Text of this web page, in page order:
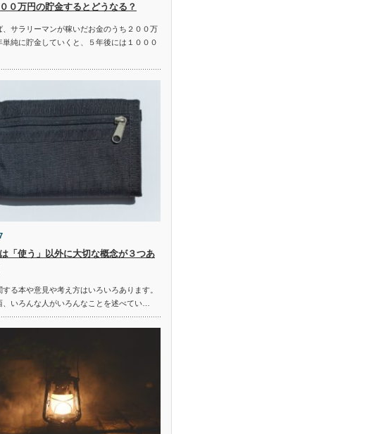
０万円の貯金するとどうなる？
、サラリーマンが稼いだお金のうち２００万
単純に貯金していくと、５年後には１０００
「使う」以外に大切な概念が３つあ
する本や意見や考え方はいろいろあります。
、いろんな人がいろんなことを述べてい…